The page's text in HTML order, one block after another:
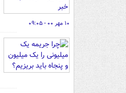
۱۰ مهر ۰۰ - ۰۹:۰۵